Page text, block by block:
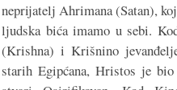
neprijatelj Ahrimana (Satan),
ljudska bića imamo u sebi.
(Krishna) i Krišnino
starih Egipćana, Hristos je